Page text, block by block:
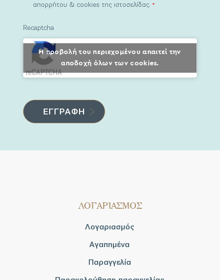
απορρήτου & cookies της ιστοσελίδας.*
Recaptcha
Η προβολή του περιεχομένου απαιτεί την
αποδοχή όλων των cookies.
ΛΟΓΑΡΙΑΣΜΟΣ
Λογαριασμός
Αγαπημένα
Παραγγελία